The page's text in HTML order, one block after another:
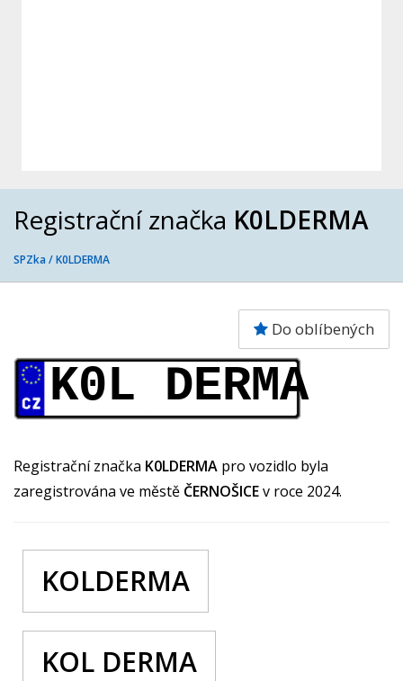
Registrační značka K0LDERMA
SPZka /K0LDERMA
Do oblíbených
K0L DERMA
Registrační značka K0LDERMA pro vozidlo byla
zaregistrována ve městě ČERNOŠICEv roce 2024.
KOLDERMA
KOL DERMA